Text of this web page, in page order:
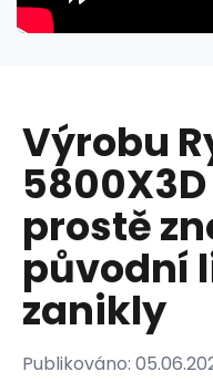
Výrobu
prostě
původní
zanikly
Publikováno: